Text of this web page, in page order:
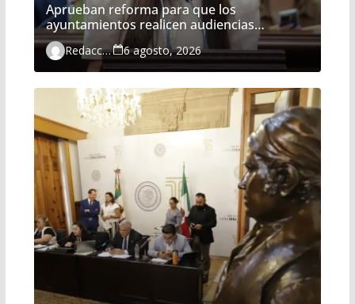
Aprueban reforma para que los
ayuntamientos realicen audiencias
ciudadanas de manera obligatoria
Redacción 6 agosto, 2026